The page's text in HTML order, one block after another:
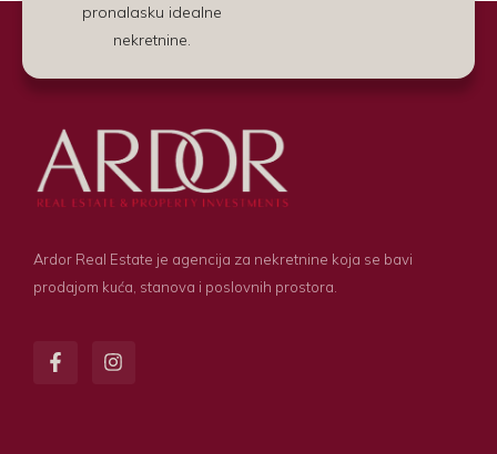
pronalasku idealne
nekretnine.
Ardor Real Estate je agencija za nekretnine koja se bavi
prodajom kuća, stanova i poslovnih prostora.